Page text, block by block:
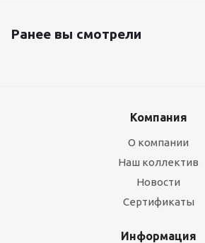
Ранее вы смотрели
Компания
О компании
Наш коллектив
Новости
Сертификаты
Информация